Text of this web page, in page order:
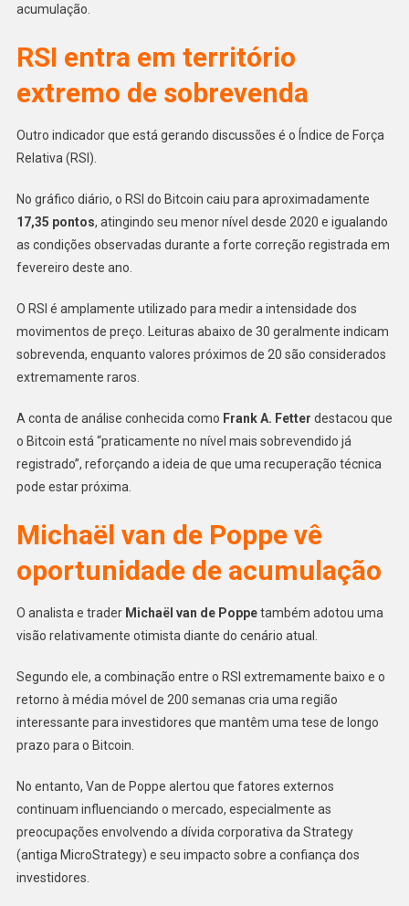
acumulação.
RSI entra em território
extremo de sobrevenda
Outro indicador que está gerando discussões é o Índice de Força
Relativa (RSI).
No gráfico diário, o RSI do Bitcoin caiu para aproximadamente
17,35 pontos, atingindo seu menor nível desde 2020 e igualando
as condições observadas durante a forte correção registrada em
fevereiro deste ano.
O RSI é amplamente utilizado para medir a intensidade dos
movimentos de preço. Leituras abaixo de 30 geralmente indicam
sobrevenda, enquanto valores próximos de 20 são considerados
extremamente raros.
A conta de análise conhecida como Frank A. Fetter destacou que
o Bitcoin está “praticamente no nível mais sobrevendido já
registrado”, reforçando a ideia de que uma recuperação técnica
pode estar próxima.
Michaël van de Poppe vê
oportunidade de acumulação
O analista e trader Michaël van de Poppetambém adotou uma
visão relativamente otimista diante do cenário atual.
Segundo ele, a combinação entre o RSI extremamente baixo e o
retorno à média móvel de 200 semanas cria uma região
interessante para investidores que mantêm uma tese de longo
prazo para o Bitcoin.
No entanto, Van de Poppe alertou que fatores externos
continuam influenciando o mercado, especialmente as
preocupações envolvendo a dívida corporativa da Strategy
(antiga MicroStrategy) e seu impacto sobre a confiança dos
investidores.